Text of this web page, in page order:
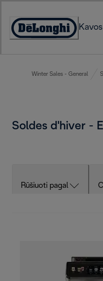
Content
Accessibility
Winter Sales - General
Soldes d'hiver -
Rūšiuoti pagal